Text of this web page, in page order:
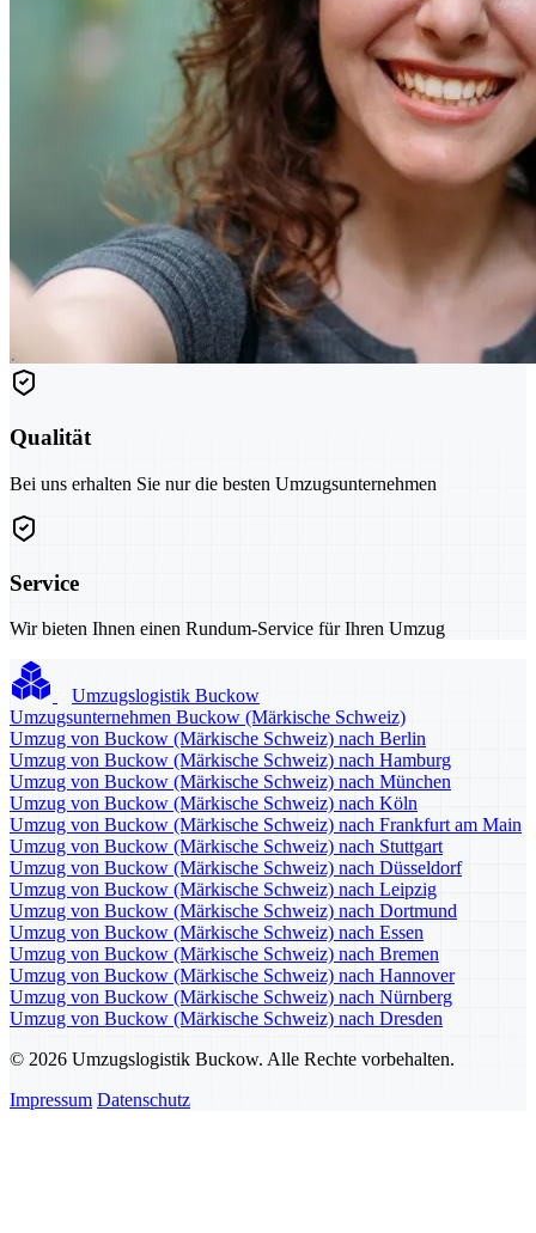
Qualität
Bei uns erhalten Sie nur die besten Umzugsunternehmen
Service
Wir bieten Ihnen einen Rundum-Service für Ihren Umzug
Umzugslogistik Buckow
Umzugsunternehmen Buckow (Märkische Schweiz)
Umzug von Buckow (Märkische Schweiz) nach Berlin
Umzug von Buckow (Märkische Schweiz) nach Hamburg
Umzug von Buckow (Märkische Schweiz) nach München
Umzug von Buckow (Märkische Schweiz) nach Köln
Umzug von Buckow (Märkische Schweiz) nach Frankfurt am Main
Umzug von Buckow (Märkische Schweiz) nach Stuttgart
Umzug von Buckow (Märkische Schweiz) nach Düsseldorf
Umzug von Buckow (Märkische Schweiz) nach Leipzig
Umzug von Buckow (Märkische Schweiz) nach Dortmund
Umzug von Buckow (Märkische Schweiz) nach Essen
Umzug von Buckow (Märkische Schweiz) nach Bremen
Umzug von Buckow (Märkische Schweiz) nach Hannover
Umzug von Buckow (Märkische Schweiz) nach Nürnberg
Umzug von Buckow (Märkische Schweiz) nach Dresden
© 2026 Umzugslogistik Buckow. Alle Rechte vorbehalten.
Impressum Datenschutz